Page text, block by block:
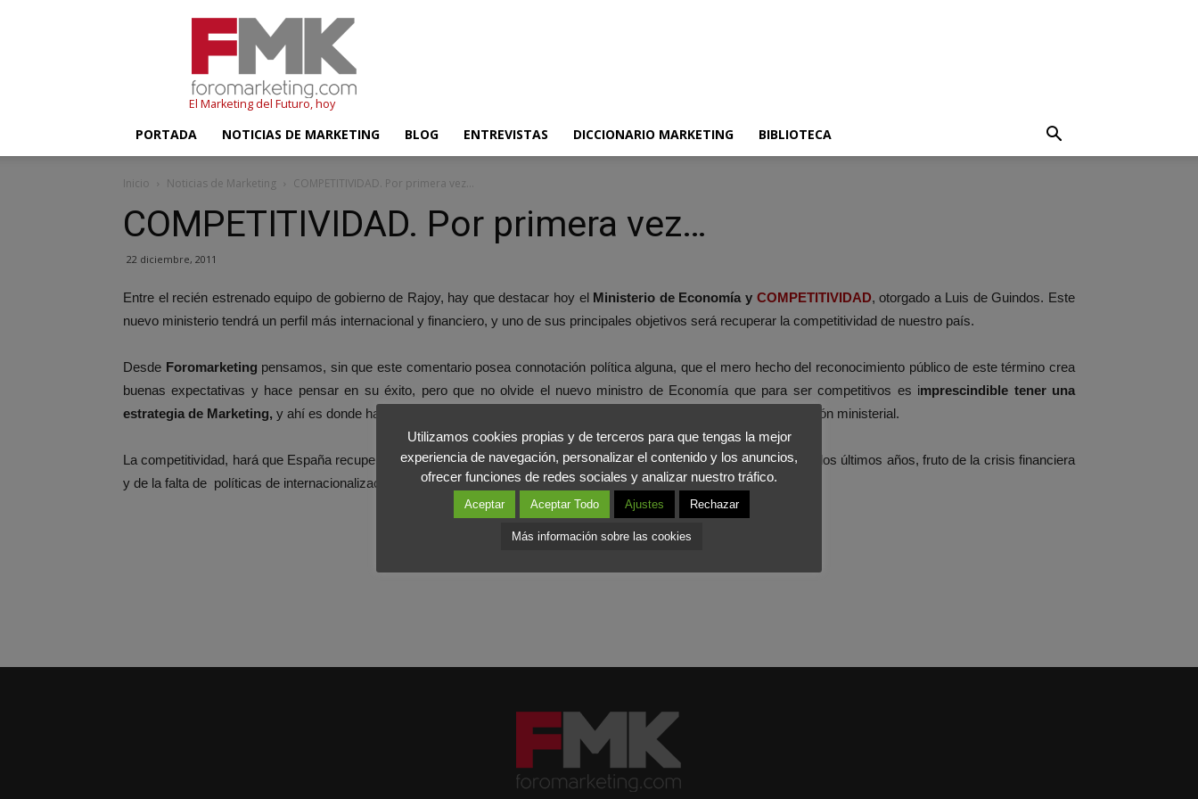
El Marketing del Futuro, hoy
PORTADA NOTICIAS DE MARKETING BLOG ENTREVISTAS DICCIONARIO MARKETING BIBLIOTECA
Inicio Noticias de Marketing COMPETITIVIDAD. Por primera vez…
COMPETITIVIDAD. Por primera vez…
22 diciembre, 2011
Entre el recién estrenado equipo de gobierno de Rajoy, hay que destacar hoy el Ministerio de Economía y COMPETITIVIDAD, otorgado a Luis de Guindos. Este
nuevo ministerio tendrá un perfil más internacional y financiero, y uno de sus principales objetivos será recuperar la competitividad de nuestro país.
Desde Foromarketing pensamos, sin que este comentario posea connotación política alguna, que el mero hecho del reconocimiento público de este término crea
buenas expectativas y hace pensar en su éxito, pero que no olvide el nuevo ministro de Economía que para ser competitivos es imprescindible tener una
estrategia de Marketing, y ahí es donde hay que dar un segundo paso, incluir el Marketing dentro de la línea de actuación ministerial.
La competitividad, hará que España recupere la posición que le corresponde anivel internacionaly que ha perdido en los últimos años, fruto de la crisis financiera
y de la falta de políticas de internacionalización fuertes.
Utilizamos cookies propias y de terceros para que tengas la mejor
experiencia de navegación, personalizar el contenido y los anuncios,
ofrecer funciones de redes sociales y analizar nuestro tráfico.
Aceptar Aceptar Todo Ajustes Rechazar
Más información sobre las cookies